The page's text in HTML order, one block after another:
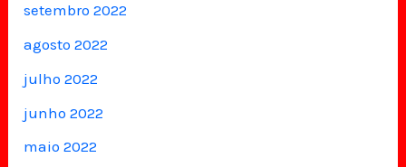
setembro 2022
agosto 2022
julho 2022
junho 2022
maio 2022